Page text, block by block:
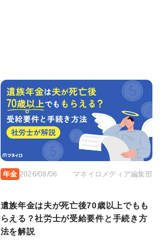
年金 2026/08/06 マネイロメディア編集部
遺族年金は夫が死亡後70歳以上でもも
らえる？社労士が受給要件と手続き方
法を解説